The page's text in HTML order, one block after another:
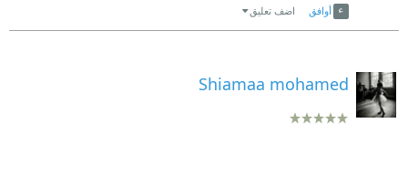
أوافق اضف تعليق
Shiamaa mohamed